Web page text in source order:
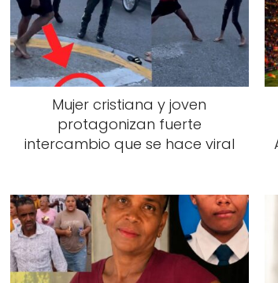
Mujer cristiana y joven
protagonizan fuerte
intercambio que se hace viral